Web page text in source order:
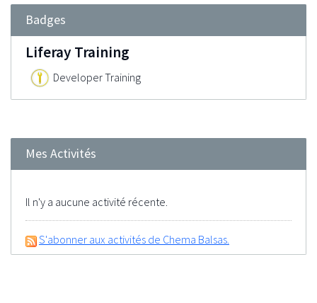
Badges
Liferay Training
Developer Training
Mes Activités
Il n'y a aucune activité récente.
S'abonner aux activités de Chema Balsas.